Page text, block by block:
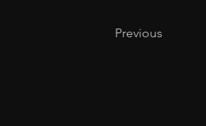
Previous